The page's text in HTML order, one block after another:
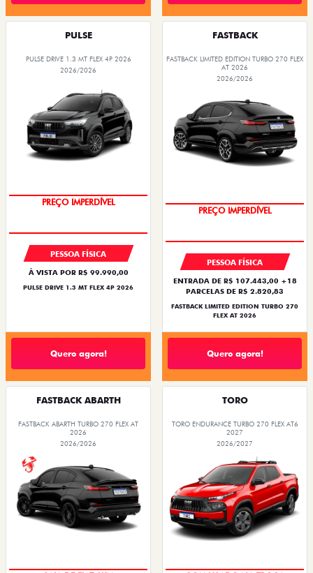
PULSE
PULSE DRIVE 1.3 MT FLEX 4P 2026
2026/2026
PREÇO IMPERDÍVEL
PESSOA FÍSICA
À VISTA POR R$ 99.990,00
PULSE DRIVE 1.3 MT FLEX 4P 2026
Quero agora!
FASTBACK
FASTBACK LIMITED EDITION TURBO 270 FLEX
AT 2026
2026/2026
PREÇO IMPERDÍVEL
PESSOA FÍSICA
ENTRADA DE R$ 107.443,00 +18
PARCELAS DE R$ 2.820,83
FASTBACK LIMITED EDITION TURBO 270
FLEX AT 2026
Quero agora!
FASTBACK ABARTH
FASTBACK ABARTH TURBO 270 FLEX AT
2026
2026/2026
TORO
TORO ENDURANCE TURBO 270 FLEX AT6
2027
2026/2027